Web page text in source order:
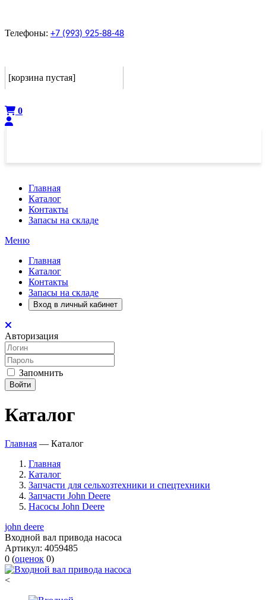
Телефоны: +7 (993) 925-88-48
[корзина пустая]
0
Главная
Каталог
Контакты
Запасы на складе
Меню
Главная
Каталог
Контакты
Запасы на складе
Вход в личный кабинет
Авторизация
Запомнить
Войти
Каталог
Главная — Каталог
Главная
Каталог
Запчасти для сельхозтехники и спецтехники
Запчасти John Deere
Насосы John Deere
john deere
Входной вал привода насоса
Артикул: 4059485
0 (оценок 0)
<